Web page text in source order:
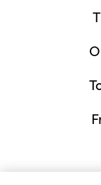
Karta